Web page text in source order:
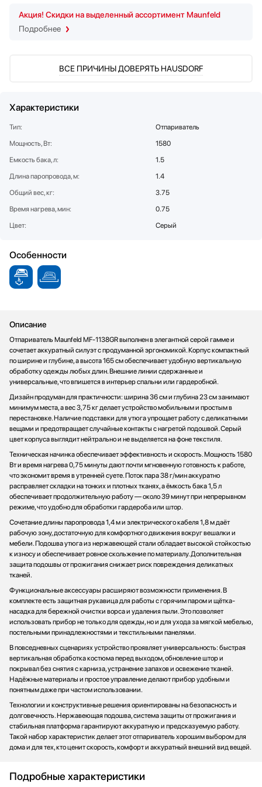
Стаканомоечные машины
Стиральные машины
Тостеры
Фены
Холодильное оборудование
Хьюмидоры
Акция! Скидки на выделенный ассортимент Maunfeld
Подробнее
ВСЕ ПРИЧИНЫ ДОВЕРЯТЬ HAUSDORF
Характеристики
Тип:
Отпариватель
Мощность, Вт:
1580
Емкость бака, л:
1.5
Длина паропровода, м:
1.4
Общий вес, кг:
3.75
Время нагрева, мин:
0.75
Цвет:
Серый
Особенности
Описание
Отпариватель Maunfeld MF-1138GR выполнен в элегантной серой гамме и
сочетает аккуратный силуэт с продуманной эргономикой. Корпус компактный
по ширине и глубине, а высота 165 см обеспечивает удобную вертикальную
обработку одежды любых длин. Внешние линии сдержанные и
универсальные, что впишется в интерьер спальни или гардеробной.
Дизайн продуман для практичности: ширина 36 см и глубина 23 см занимают
минимум места, а вес 3,75 кг делает устройство мобильным и простым в
перестановке. Наличие подставки для утюга упрощает работу с деликатными
вещами и предотвращает случайные контакты с нагретой подошвой. Серый
цвет корпуса выглядит нейтрально и не выделяется на фоне текстиля.
Техническая начинка обеспечивает эффективность и скорость. Мощность 1580
Вт и время нагрева 0,75 минуты дают почти мгновенную готовность к работе,
что экономит время в утренней суете. Поток пара 38 г/мин аккуратно
расправляет складки на тонких и плотных тканях, а ёмкость бака 1,5 л
обеспечивает продолжительную работу — около 39 минут при непрерывном
режиме, что удобно для обработки гардероба или штор.
Сочетание длины паропровода 1,4 м и электрического кабеля 1,8 м даёт
рабочую зону, достаточную для комфортного движения вокруг вешалки и
мебели. Подошва утюга из нержавеющей стали обладает высокой стойкостью
к износу и обеспечивает ровное скольжение по материалу. Дополнительная
защита подошвы от прожигания снижает риск повреждения деликатных
тканей.
Функциональные аксессуары расширяют возможности применения. В
комплекте есть защитная рукавица для работы с горячим паром и щётка-
насадка для бережной очистки ворса и удаления пыли. Это позволяет
использовать прибор не только для одежды, но и для ухода за мягкой мебелью,
постельными принадлежностями и текстильными панелями.
В повседневных сценариях устройство проявляет универсальность: быстрая
вертикальная обработка костюма перед выходом, обновление штор и
покрывал без снятия с карниза, устранение запахов и освежение тканей.
Надёжные материалы и простое управление делают прибор удобным и
понятным даже при частом использовании.
Технологии и конструктивные решения ориентированы на безопасность и
долговечность. Нержавеющая подошва, система защиты от прожигания и
стабильная платформа гарантируют аккуратную и предсказуемую работу.
Такой набор характеристик делает этот отпариватель хорошим выбором для
дома и для тех, кто ценит скорость, комфорт и аккуратный внешний вид вещей.
Подробные характеристики